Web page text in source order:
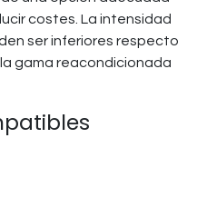
costes. La intensidad
ser inferiores respecto
gama reacondicionada